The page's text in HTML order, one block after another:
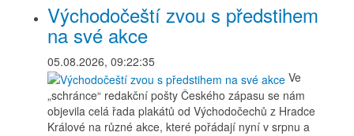
Východočeští zvou s předstihem
na své akce
05.08.2026, 09:22:35
Ve
„schránce“ redakční pošty Českého zápasu se nám
objevila celá řada plakátů od Východočechů z Hradce
Králové na různé akce, které pořádají nyní v srpnu a